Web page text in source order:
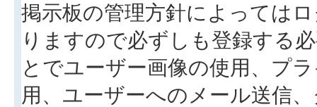
掲示板の管理方針によっては
りますので必ずしも登録する
とでユーザー画像の使用、プ
用、ユーザーへのメール送信